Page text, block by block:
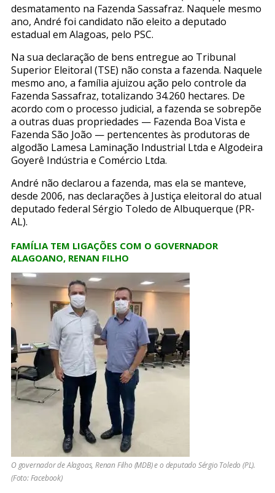
desmatamento na Fazenda Sassafraz. Naquele mesmo
ano, André foi candidato não eleito a deputado
estadual em Alagoas, pelo PSC.
Na sua declaração de bens entregue ao Tribunal
Superior Eleitoral (TSE) não consta a fazenda. Naquele
mesmo ano, a família ajuizou ação pelo controle da
Fazenda Sassafraz, totalizando 34.260 hectares. De
acordo com o processo judicial, a fazenda se sobrepõe
a outras duas propriedades — Fazenda Boa Vista e
Fazenda São João — pertencentes às produtoras de
algodão Lamesa Laminação Industrial Ltda e Algodeira
Goyerê Indústria e Comércio Ltda.
André não declarou a fazenda, mas ela se manteve,
desde 2006, nas declarações à Justiça eleitoral do atual
deputado federal Sérgio Toledo de Albuquerque (PR-
AL).
FAMÍLIA TEM LIGAÇÕES COM O GOVERNADOR
ALAGOANO, RENAN FILHO
O governador de Alagoas, Renan Filho (MDB) e o deputado Sérgio Toledo (PL).
(Foto: Facebook)